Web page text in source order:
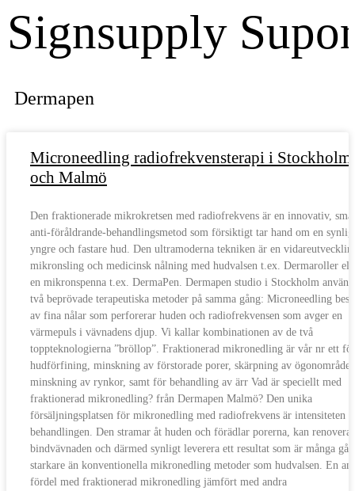
Dermapen
Microneedling radiofrekvensterapi i Stockholm
och Malmö
Den fraktionerade mikrokretsen med radiofrekvens är en innovativ,
anti-föråldrande-behandlingsmetod som försiktigt tar hand om en
yngre och fastare hud. Den ultramoderna tekniken är en
mikronsling och medicinsk nålning med hudvalsen t.ex. Dermaroller
en mikronspenna t.ex. DermaPen. Dermapen studio i Stockholm
två beprövade terapeutiska metoder på samma gång: Microneedling
av fina nålar som perforerar huden och radiofrekvensen som avger en
värmepuls i vävnadens djup. Vi kallar kombinationen av de två
toppteknologierna ”bröllop”. Fraktionerad mikronedling är vår nr ett för
hudförfining, minskning av förstorade porer, skärpning av
minskning av rynkor, samt för behandling av ärr Vad är speciellt med
fraktionerad mikronedling? från Dermapen Malmö? Den unika
försäljningsplatsen för mikronedling med radiofrekvens är intensiteten i
behandlingen. Den stramar åt huden och förädlar porerna, kan renovera
bindvävnaden och därmed synligt leverera ett resultat som är många
starkare än konventionella mikronedling metoder som hudvalsen. En
fördel med fraktionerad mikronedling jämfört med andra